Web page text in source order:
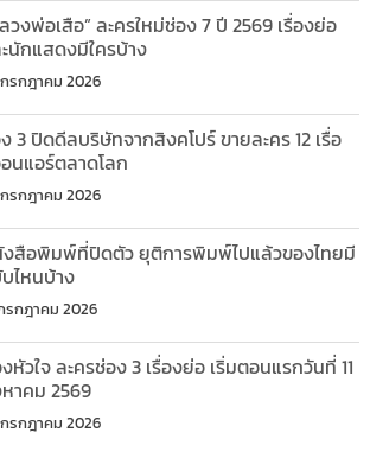
วงพ่อเสือ” ละครใหม่ช่อง 7 ปี 2569 เรื่องย่อ
นักแสดงมีใครบ้าง
รกฎาคม 2026
3 ปิดดีลบริษัทจากสิงคโปร์ ขายละคร 12 เรื่อ
นแอร์ตลาดโลก
รกฎาคม 2026
สือพิมพ์ที่ปิดตัว ยุติการพิมพ์ไปแล้วของไทยมี
ไหนบ้าง
รกฎาคม 2026
หัวใจ ละครช่อง 3 เรื่องย่อ เริ่มตอนแรกวันที่ 11
าคม 2569
รกฎาคม 2026